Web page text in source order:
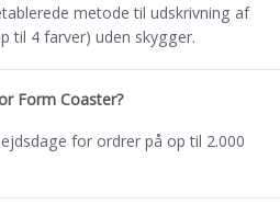
metode til udskrivning af
til 4 farver) uden skygger.
Form Coaster?
for ordrer på op til 2.000